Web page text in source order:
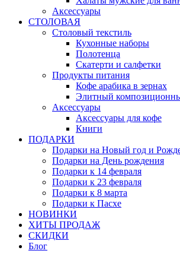
Аксессуары
СТОЛОВАЯ
Столовый текстиль
Кухонные наборы
Полотенца
Скатерти и салфетки
Продукты питания
Кофе арабика в зернах
Элитный
Аксессуары
Аксессуары для кофе
Книги
ПОДАРКИ
Подарки на Новый год и
Подарки на День рождения
Подарки к 14 февраля
Подарки к 23 февраля
Подарки к 8 марта
Подарки к Пасхе
НОВИНКИ
ХИТЫ ПРОДАЖ
СКИДКИ
Блог